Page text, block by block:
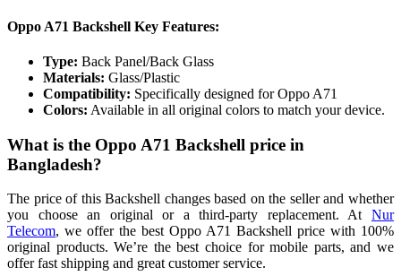
Oppo A71 Backshell Key Features:
Type: Back Panel/Back Glass
Materials: Glass/Plastic
Compatibility: Specifically designed for Oppo A71
Colors: Available in all original colors to match your device.
What is the Oppo A71 Backshell price in
Bangladesh?
The price of this Backshell changes based on the seller and whether
you choose an original or a third-party replacement. At Nur
Telecom, we offer the best Oppo A71 Backshell price with 100%
original products. We’re the best choice for mobile parts, and we
offer fast shipping and great customer service.